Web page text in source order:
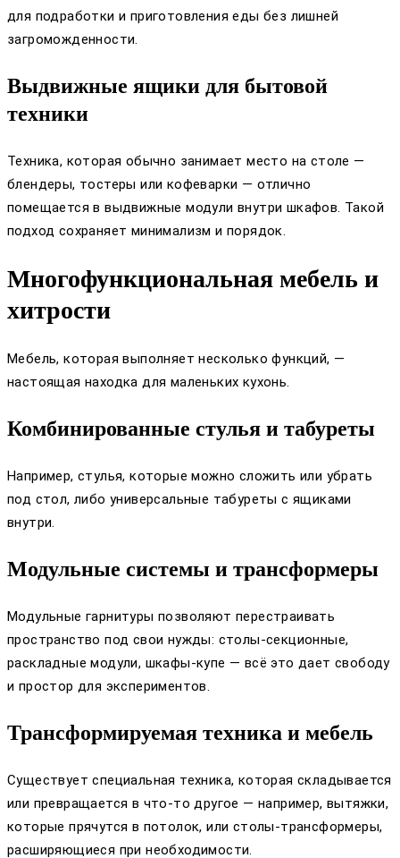
для подработки и приготовления еды без лишней
загроможденности.
Выдвижные ящики для бытовой
техники
Техника, которая обычно занимает место на столе —
блендеры, тостеры или кофеварки — отлично
помещается в выдвижные модули внутри шкафов. Такой
подход сохраняет минимализм и порядок.
Многофункциональная мебель и
хитрости
Мебель, которая выполняет несколько функций, —
настоящая находка для маленьких кухонь.
Комбинированные стулья и табуреты
Например, стулья, которые можно сложить или убрать
под стол, либо универсальные табуреты с ящиками
внутри.
Модульные системы и трансформеры
Модульные гарнитуры позволяют перестраивать
пространство под свои нужды: столы-секционные,
раскладные модули, шкафы-купе — всё это дает свободу
и простор для экспериментов.
Трансформируемая техника и мебель
Существует специальная техника, которая складывается
или превращается в что-то другое — например, вытяжки,
которые прячутся в потолок, или столы-трансформеры,
расширяющиеся при необходимости.